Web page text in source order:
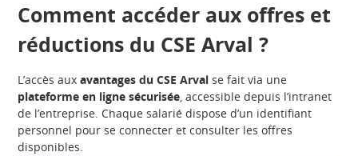
Comment accéder aux offres et
réductions du CSE Arval ?
L’accès auxavantages du CSE Arval se fait via une
plateforme en ligne sécurisée, accessible depuis l’intranet
de l’entreprise. Chaque salarié dispose d’un identifiant
personnel pour se connecter et consulter les offres
disponibles.